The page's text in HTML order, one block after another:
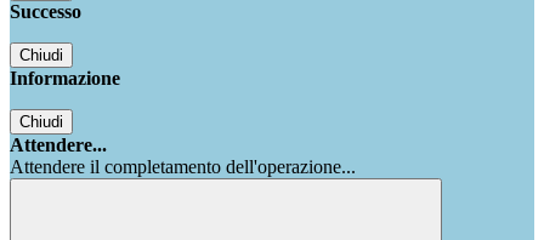
Successo
Chiudi
Informazione
Chiudi
Attendere...
Attendere il completamento dell'operazione...